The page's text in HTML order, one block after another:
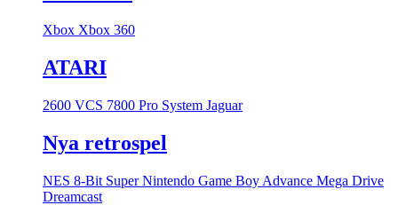
Xbox Xbox 360
ATARI
2600 VCS 7800 Pro System Jaguar
Nya retrospel
NES 8-Bit Super Nintendo Game Boy Advance Mega Drive
Dreamcast